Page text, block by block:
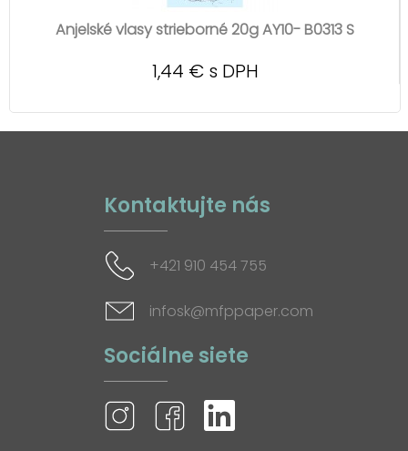
Anjelské vlasy strieborné 20g AY10- B0313 S
1,44 € s DPH
Kontaktujte nás
+421 910 454 755
infosk@mfppaper.com
Sociálne siete